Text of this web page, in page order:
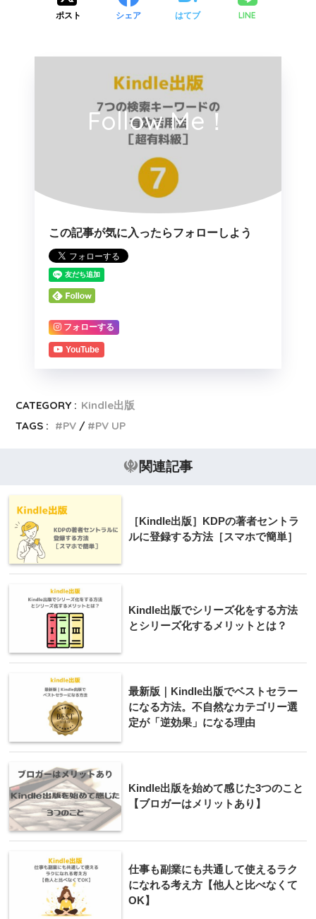
ポスト シェア はてブ LINE
Follow Me！
この記事が気に入ったらフォローしよう
フォローする
YouTube
CATEGORY : Kindle出版
TAGS :
PV PV UP
関連記事
［Kindle出版］KDPの著者セントラ
ルに登録する方法［スマホで簡単］
Kindle出版でシリーズ化をする方法
とシリーズ化するメリットとは？
最新版｜Kindle出版でベストセラー
になる方法。不自然なカテゴリー選
定が「逆効果」になる理由
Kindle出版を始めて感じた3つのこと
【ブロガーはメリットあり】
仕事も副業にも共通して使えるラク
になれる考え方【他人と比べなくて
OK】